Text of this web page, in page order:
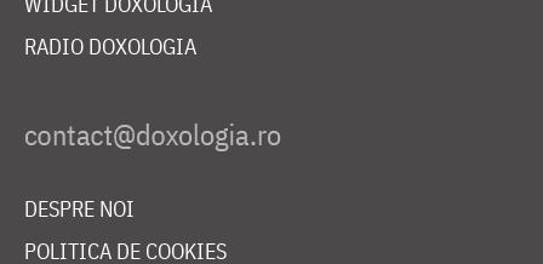
RADIO DOXOLOGIA
DESPRE NOI
POLITICA DE COOKIES